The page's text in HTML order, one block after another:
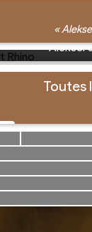
«
Aleksei
Toutes